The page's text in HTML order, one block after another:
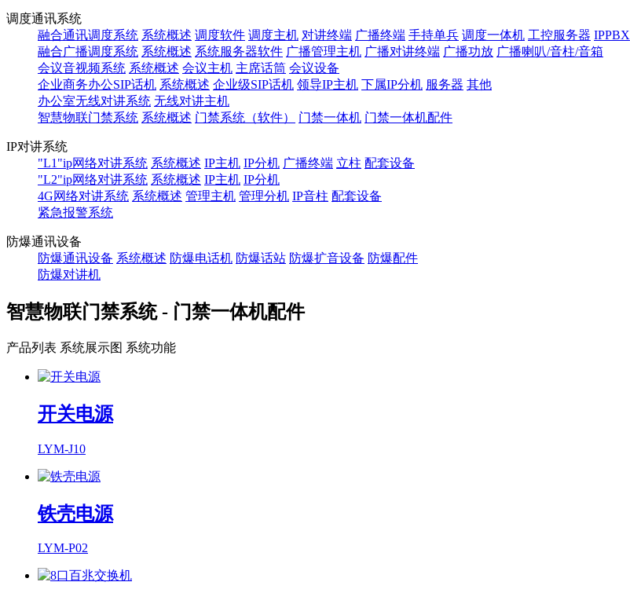
调度通讯系统
融合通讯调度系统 系统概述 调度软件 调度主机 对讲终端 广播终端 手持单兵 调度一体机 工控服务器 IPPBX
融合广播调度系统 系统概述 系统服务器软件 广播管理主机 广播对讲终端 广播功放 广播喇叭/音柱/音箱
会议音视频系统 系统概述 会议主机 主席话筒 会议设备
企业商务办公SIP话机 系统概述 企业级SIP话机 领导IP主机 下属IP分机 服务器 其他
办公室无线对讲系统 无线对讲主机
智慧物联门禁系统 系统概述 门禁系统（软件） 门禁一体机 门禁一体机配件
IP对讲系统
"L1"ip网络对讲系统 系统概述 IP主机 IP分机 广播终端 立柱 配套设备
"L2"ip网络对讲系统 系统概述 IP主机 IP分机
4G网络对讲系统 系统概述 管理主机 管理分机 IP音柱 配套设备
紧急报警系统
防爆通讯设备
防爆通讯设备 系统概述 防爆电话机 防爆话站 防爆扩音设备 防爆配件
防爆对讲机
智慧物联门禁系统 - 门禁一体机配件
产品列表 系统展示图 系统功能
开关电源
LYM-J10
铁壳电源
LYM-P02